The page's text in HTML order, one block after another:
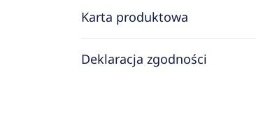
Karta produktowa
Deklaracja zgodności